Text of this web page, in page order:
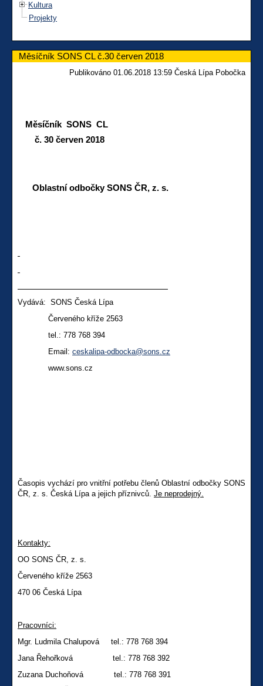
Kultura
Projekty
Měsíčník SONS CL č.30 červen 2018
Publikováno 01.06.2018 13:59 Česká Lípa Pobočka
Měsíčník SONS CL
č. 30 červen 2018
Oblastní odbočky SONS ČR, z. s.
Vydává: SONS Česká Lípa
Červeného kříže 2563
tel.: 778 768 394
Email: ceskalipa-odbocka@sons.cz
www.sons.cz
Časopis vychází pro vnitřní potřebu členů Oblastní odbočky SONS
ČR, z. s. Česká Lípa a jejich příznivců. Je neprodejný.
Kontakty:
OO SONS ČR, z. s.
Červeného kříže 2563
470 06 Česká Lípa
Pracovníci:
Mgr. Ludmila Chalupová tel.: 778 768 394
Jana Řehořková tel.: 778 768 392
Zuzana Duchoňová tel.: 778 768 391